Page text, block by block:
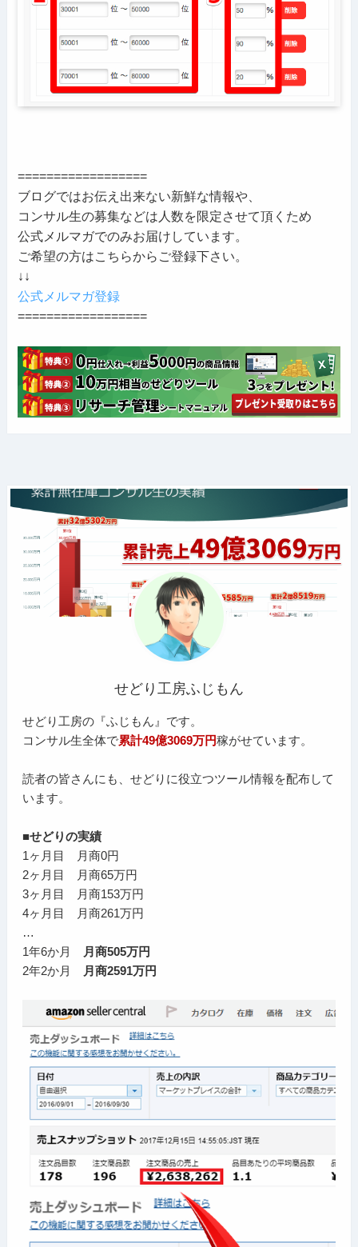
==================
ブログではお伝え出来ない新鮮な情報や、
コンサル生の募集などは人数を限定させて頂くため
公式メルマガでのみお届けしています。
ご希望の方はこちらからご登録下さい。
↓↓
公式メルマガ登録
==================
せどり工房ふじもん
せどり工房の『ふじもん』です。
コンサル生全体で累計49億3069万円稼がせています。
読者の皆さんにも、せどりに役立つツール情報を配布して
います。
■せどりの実績
1ヶ月目 月商0円
2ヶ月目 月商65万円
3ヶ月目 月商153万円
4ヶ月目 月商261万円
…
1年6か月
月商505万円
2年2か月
月商2591万円